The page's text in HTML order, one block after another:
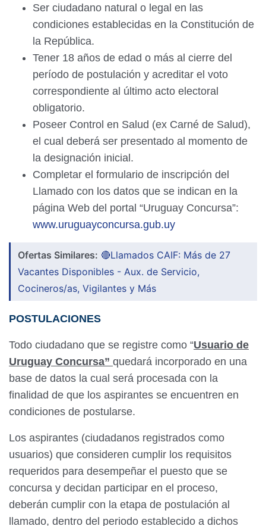
Ser ciudadano natural o legal en las
condiciones establecidas en la Constitución de
la República.
Tener 18 años de edad o más al cierre del
período de postulación y acreditar el voto
correspondiente al último acto electoral
obligatorio.
Poseer Control en Salud (ex Carné de Salud),
el cual deberá ser presentado al momento de
la designación inicial.
Completar el formulario de inscripción del
Llamado con los datos que se indican en la
página Web del portal “Uruguay Concursa”:
www.uruguayconcursa.gub.uy
Ofertas Similares: 🔴Llamados CAIF: Más de 27
Vacantes Disponibles - Aux. de Servicio,
Cocineros/as, Vigilantes y Más
POSTULACIONES
Todo ciudadano que se registre como “Usuario de
Uruguay Concursa” quedará incorporado en una
base de datos la cual será procesada con la
finalidad de que los aspirantes se encuentren en
condiciones de postularse.
Los aspirantes (ciudadanos registrados como
usuarios) que consideren cumplir los requisitos
requeridos para desempeñar el puesto que se
concursa y decidan participar en el proceso,
deberán cumplir con la etapa de postulación al
llamado, dentro del periodo establecido a dichos